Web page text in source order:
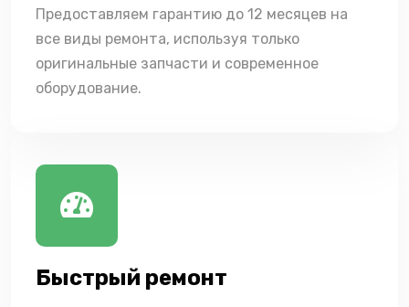
Предоставляем гарантию до 12 месяцев на
все виды ремонта, используя только
оригинальные запчасти и современное
оборудование.
Быстрый ремонт